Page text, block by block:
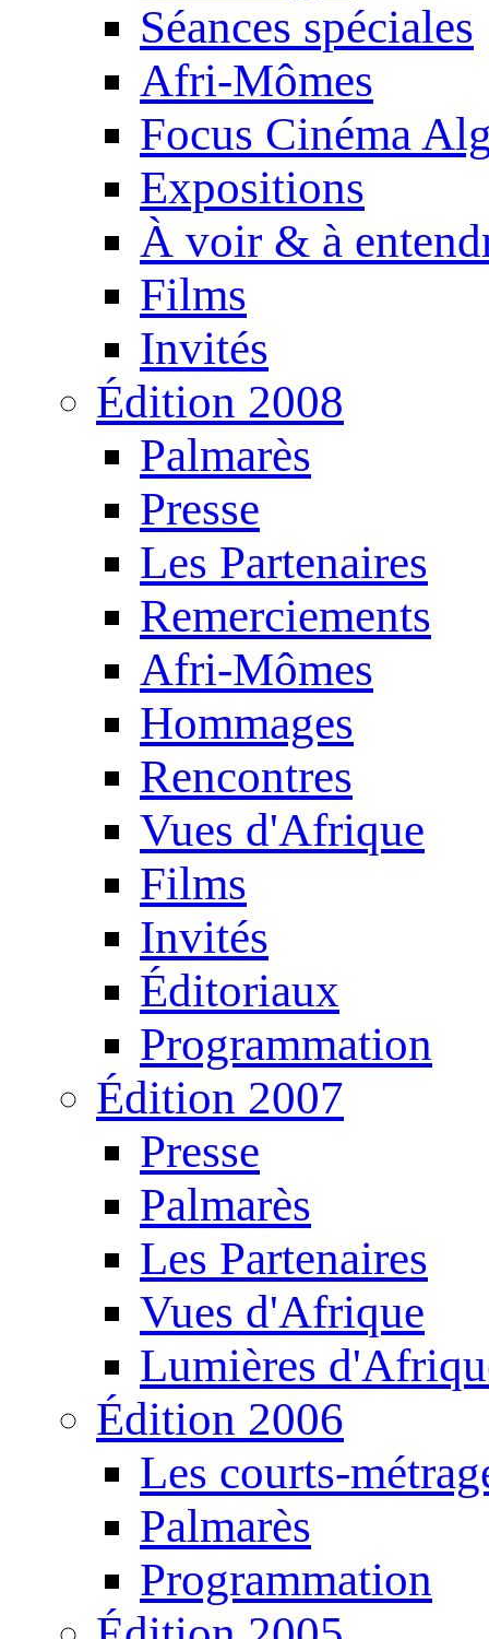
Séances spéciales
Afri-Mômes
Focus Cinéma
Expositions
À voir & à
Films
Invités
Édition 2008
Palmarès
Presse
Les Partenaires
Remerciements
Afri-Mômes
Hommages
Rencontres
Vues d'Afrique
Films
Invités
Éditoriaux
Programmation
Édition 2007
Presse
Palmarès
Les Partenaires
Vues d'Afrique
Lumières
Édition 2006
Les courts-
Palmarès
Programmation